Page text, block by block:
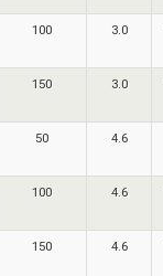
100 3.0
150 3.0
50 4.6
100 4.6
150 4.6